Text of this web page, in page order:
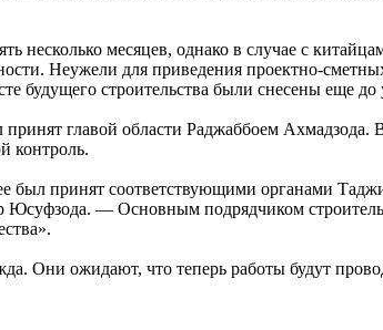
месяцев, однако в случае с
Неужели для приведения проектно-
будущего строительства были снесены еще до
главой области Раджаббоем Ахмадзода.
контроль.
принят соответствующими органами
— Основным подрядчиком
Они ожидают, что теперь работы будут